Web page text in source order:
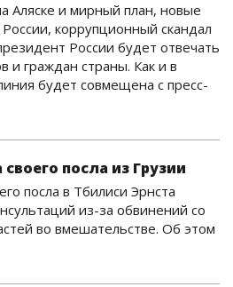
Аляске и мирный план, новые
коррупционный скандал
России будет отвечать
и граждан страны. Как и в
будет совмещена с пресс-
посла из Грузии
посла в Тбилиси Эрнста
из-за обвинений со
во вмешательстве. Об этом